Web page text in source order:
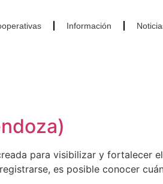
Información
para visibilizar y fortalecer
es posible conocer